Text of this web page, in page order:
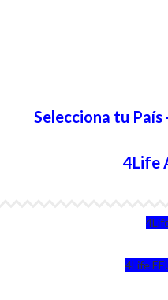
Selecciona tu
4Life
4Life